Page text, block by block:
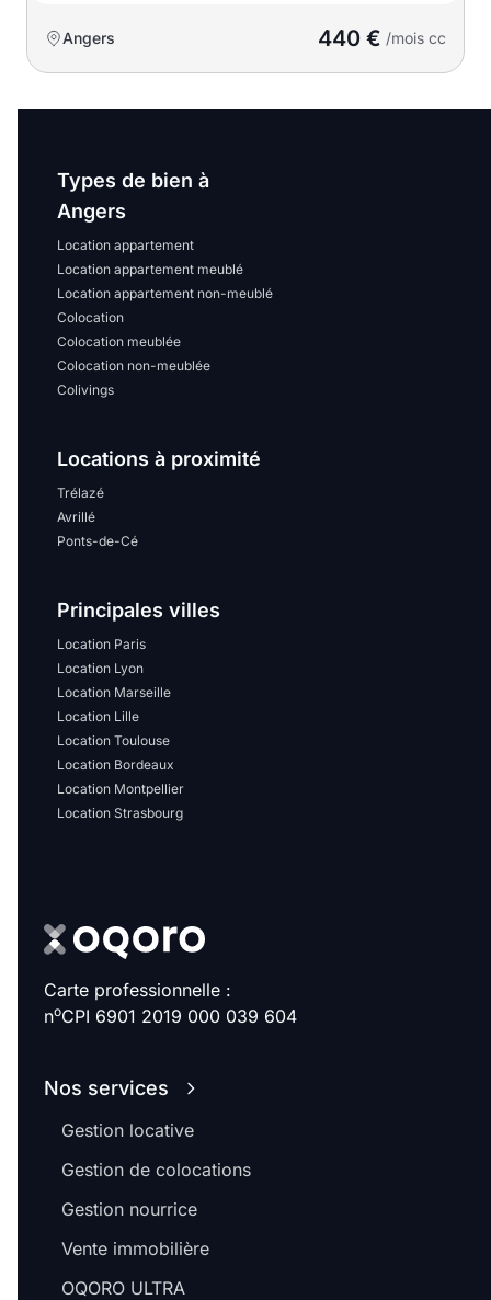
Angers 440 € /mois cc
Types de bien à
Angers
Location appartement
Location appartement meublé
Location appartement non-meublé
Colocation
Colocation meublée
Colocation non-meublée
Colivings
Locations à proximité
Trélazé
Avrillé
Ponts-de-Cé
Principales villes
Location Paris
Location Lyon
Location Marseille
Location Lille
Location Toulouse
Location Bordeaux
Location Montpellier
Location Strasbourg
Carte professionnelle :
noCPI 6901 2019 000 039 604
Nos services
Gestion locative
Gestion de colocations
Gestion nourrice
Vente immobilière
OQORO ULTRA